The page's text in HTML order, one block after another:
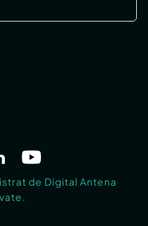
de Digital Antena